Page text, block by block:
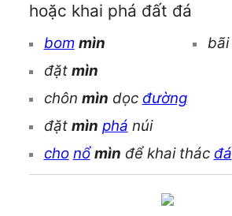
hoặc khai phá đất đá
bom mìn
đặt mìn
bãi
chôn mìn dọc đường
đặt mìn phá núi
cho nổ mìn để khai thác đá